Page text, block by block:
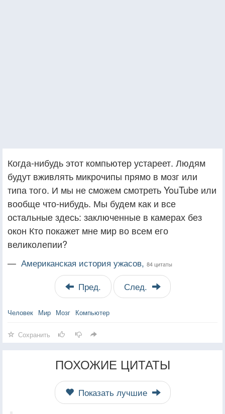
Когда-нибудь этот компьютер устареет. Людям
будут вживлять микрочипы прямо в мозг или
типа того. И мы не сможем смотреть YouTube или
вообще что-нибудь. Мы будем как и все
остальные здесь: заключенные в камерах без
окон Кто покажет мне мир во всем его
великолепии?
— Американская история ужасов, 84 цитаты
Пред. След.
Человек Мир Мозг Компьютер
Сохранить
ПОХОЖИЕ ЦИТАТЫ
Показать лучшие